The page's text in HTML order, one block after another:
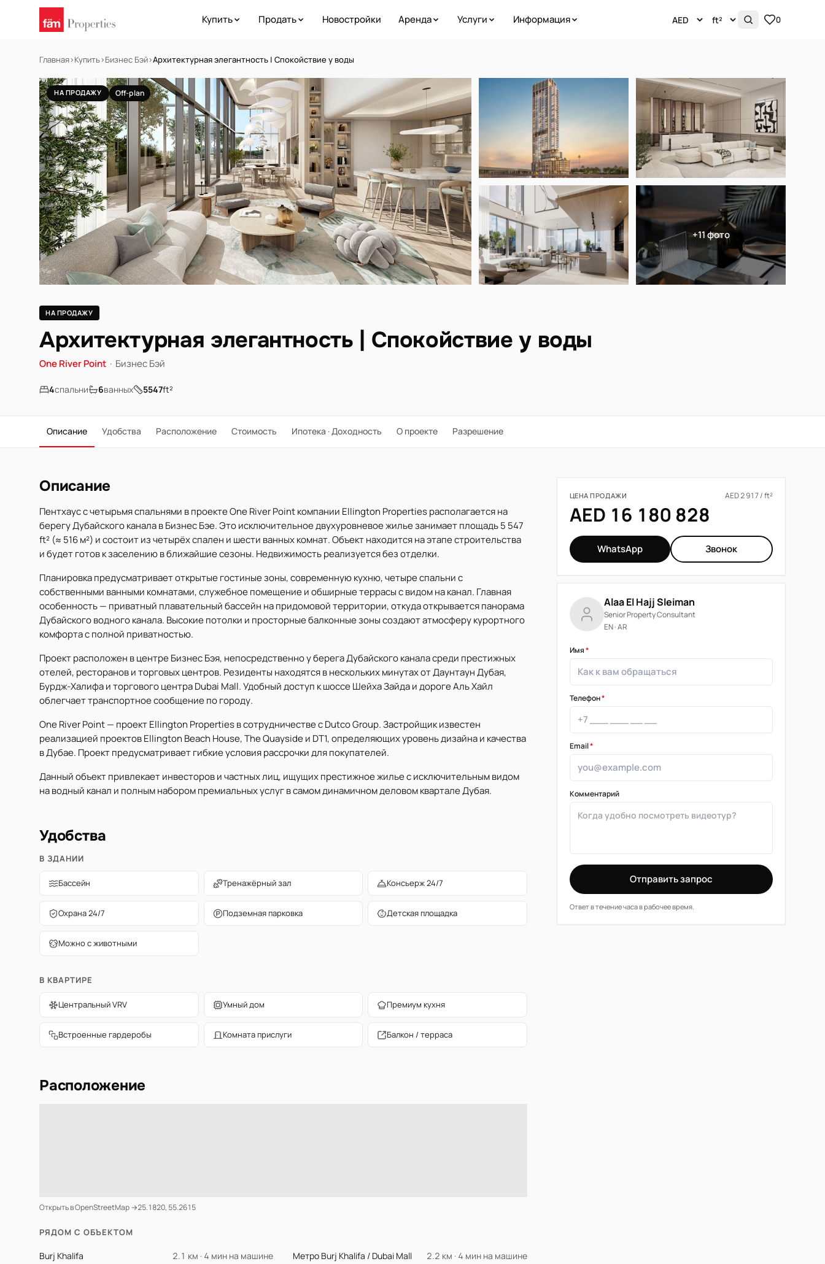
Купить Продать Новостройки Аренда Услуги Информация 0
Главная›Купить›Бизнес Бэй›Архитектурная элегантность | Спокойствие у воды
НА ПРОДАЖУ Off-plan
+11 фото
НА ПРОДАЖУ
Архитектурная элегантность | Спокойствие у воды
One River Point · Бизнес Бэй
4спальни 6ванных 5547ft²
Описание Удобства Расположение Стоимость Ипотека · Доходность О проекте Разрешение
Описание
Пентхаус с четырьмя спальнями в проекте One River Point компании Ellington Properties располагается на
берегу Дубайского канала в Бизнес Бэе. Это исключительное двухуровневое жилье занимает площадь 5 547
ft² (≈ 516 м²) и состоит из четырёх спален и шести ванных комнат. Объект находится на этапе строительства
и будет готов к заселению в ближайшие сезоны. Недвижимость реализуется без отделки.
Планировка предусматривает открытые гостиные зоны, современную кухню, четыре спальни с
собственными ванными комнатами, служебное помещение и обширные террасы с видом на канал. Главная
особенность — приватный плавательный бассейн на придомовой территории, откуда открывается панорама
Дубайского водного канала. Высокие потолки и просторные балконные зоны создают атмосферу курортного
комфорта с полной приватностью.
Проект расположен в центре Бизнес Бэя, непосредственно у берега Дубайского канала среди престижных
отелей, ресторанов и торговых центров. Резиденты находятся в нескольких минутах от Даунтаун Дубая,
Бурдж-Халифа и торгового центра Dubai Mall. Удобный доступ к шоссе Шейха Зайда и дороге Аль Хайл
облегчает транспортное сообщение по городу.
One River Point — проект Ellington Properties в сотрудничестве с Dutco Group. Застройщик известен
реализацией проектов Ellington Beach House, The Quayside и DT1, определяющих уровень дизайна и качества
в Дубае. Проект предусматривает гибкие условия рассрочки для покупателей.
Данный объект привлекает инвесторов и частных лиц, ищущих престижное жилье с исключительным видом
на водный канал и полным набором премиальных услуг в самом динамичном деловом квартале Дубая.
Удобства
В ЗДАНИИ
Бассейн Тренажёрный зал Консьерж 24/7
Охрана 24/7 Подземная парковка Детская площадка
Можно с животными
В КВАРТИРЕ
Центральный VRV Умный дом Премиум кухня
Встроенные гардеробы Комната прислуги Балкон / терраса
Расположение
Открыть в OpenStreetMap →25.1820, 55.2615
РЯДОМ С ОБЪЕКТОМ
Burj Khalifa 2.1 км · 4 мин на машине Метро Burj Khalifa / Dubai Mall 2.2 км · 4 мин на машине
ЦЕНА ПРОДАЖИ AED 2 917 / ft²
AED 16 180 828
WhatsApp Звонок
Alaa El Hajj Sleiman
Senior Property Consultant
EN · AR
Имя*
Телефон*
Email*
Комментарий
Отправить запрос
Ответ в течение часа в рабочее время.